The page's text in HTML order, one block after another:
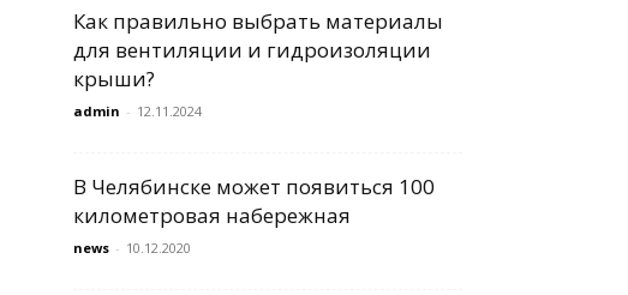
Как правильно выбрать материалы
для вентиляции и гидроизоляции
крыши?
admin - 12.11.2024
В Челябинске может появиться 100
километровая набережная
news - 10.12.2020